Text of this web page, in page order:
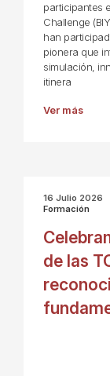
participantes
Challenge
han
pionera que
simulación,
itinera
Ver más
16 Julio 2026
Formación
de las